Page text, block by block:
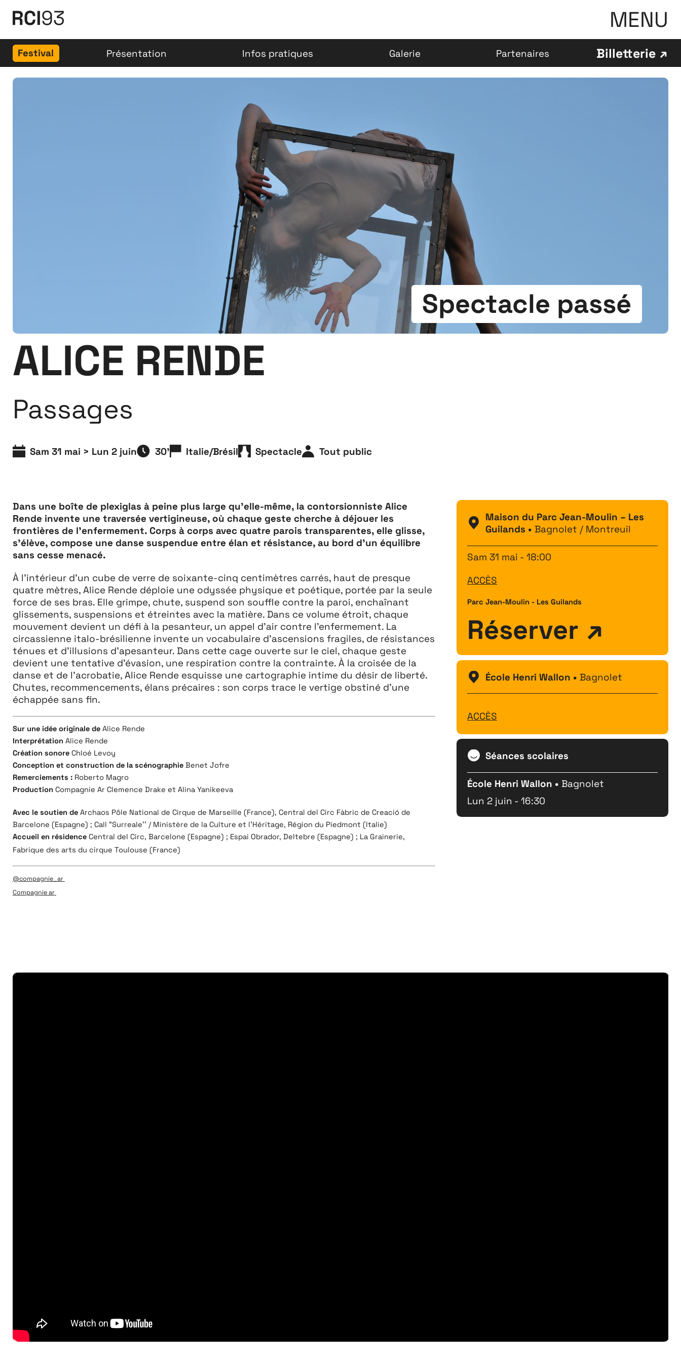
MENU
Extensions
26 JUILLET ↘ 5 SEPTEMBRE
Playground
3 ↘ 29 NOVEMBRE
Festival Présentation Infos pratiques Galerie Partenaires Billetterie
Spectacle passé
ALICE RENDE
Passages
Sam 31 mai > Lun 2 juin 30' Italie/Brésil Spectacle Tout public
Dans une boîte de plexiglas à peine plus large qu’elle-même, la contorsionniste Alice
Rende invente une traversée vertigineuse, où chaque geste cherche à déjouer les
frontières de l’enfermement. Corps à corps avec quatre parois transparentes, elle glisse,
s’élève, compose une danse suspendue entre élan et résistance, au bord d’un équilibre
sans cesse menacé.
À l’intérieur d’un cube de verre de soixante-cinq centimètres carrés, haut de presque
quatre mètres, Alice Rende déploie une odyssée physique et poétique, portée par la seule
force de ses bras. Elle grimpe, chute, suspend son souffle contre la paroi, enchaînant
glissements, suspensions et étreintes avec la matière. Dans ce volume étroit, chaque
mouvement devient un défi à la pesanteur, un appel d’air contre l’enfermement. La
circassienne italo-brésilienne invente un vocabulaire d’ascensions fragiles, de résistances
ténues et d’illusions d’apesanteur. Dans cette cage ouverte sur le ciel, chaque geste
devient une tentative d’évasion, une respiration contre la contrainte. À la croisée de la
danse et de l’acrobatie, Alice Rende esquisse une cartographie intime du désir de liberté.
Chutes, recommencements, élans précaires : son corps trace le vertige obstiné d’une
échappée sans fin.
Sur une idée originale deAlice Rende
Interprétation Alice Rende
Création sonore Chloé Levoy
Conception et construction de la scénographieBenet Jofre
Remerciements :Roberto Magro
Production Compagnie Ar Clemence Drake et Alina Yanikeeva
Avec le soutien deArchaos Pôle National de Cirque de Marseille (France), Central del Circ Fàbric de Creació de
Barcelone (Espagne) ; Call “Surreale’’ / Ministère de la Culture et l’Héritage, Région du Piedmont (Italie)
Accueil en résidenceCentral del Circ, Barcelone (Espagne) ; Espai Obrador, Deltebre (Espagne) ; La Grainerie,
Fabrique des arts du cirque Toulouse (France)
@compagnie_ar
Compagnie ar
Maison du Parc Jean-Moulin – Les
Guilands • Bagnolet / Montreuil
Sam 31 mai - 18:00
ACCÈS
Parc Jean-Moulin - Les Guilands
Réserver
École Henri Wallon • Bagnolet
ACCÈS
Séances scolaires
École Henri Wallon •Bagnolet
Lun 2 juin - 16:30